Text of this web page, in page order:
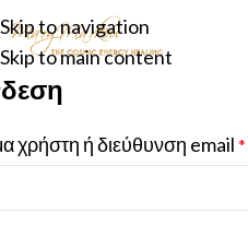
Skip to navigation
Skip to main content
χρήστη ή διεύθυνση email *